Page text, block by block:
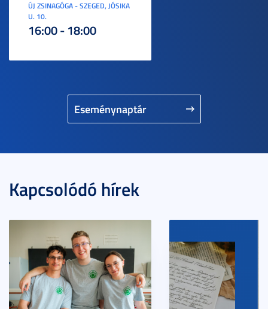
Eseménynaptár
ÚJ ZSINAGÓGA - SZEGED, JÓSIKA
U. 10.
16:00 - 18:00
Kapcsolódó hírek